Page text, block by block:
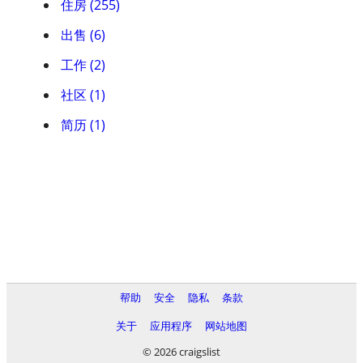
住房 (255)
出售 (6)
工作 (2)
社区 (1)
简历 (1)
帮助 安全 隐私
条款
关于
应用程序
网站地图
© 2026 craigslist